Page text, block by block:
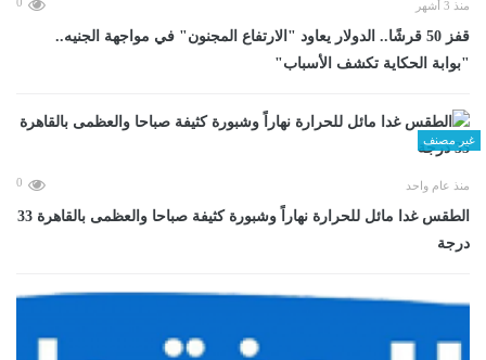
منذ 3 أشهر
قفز 50 قرشًا.. الدولار يعاود "الارتفاع المجنون" في مواجهة الجنيه..
"بوابة الحكاية تكشف الأسباب"
غير مصنف
منذ عام واحد 0
الطقس غدا مائل للحرارة نهاراً وشبورة كثيفة صباحا والعظمى بالقاهرة 33
درجة